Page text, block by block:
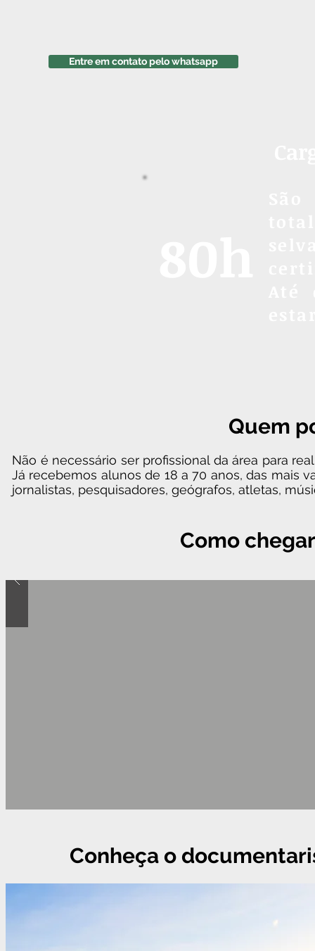
Entre em contato pelo whatsapp
Quem
Não é necessário ser profissional da área para
Já recebemos alunos de 18 a 70 anos, das mais
jornalistas, pesquisadores, geógrafos, atletas,
Como
Conheça o